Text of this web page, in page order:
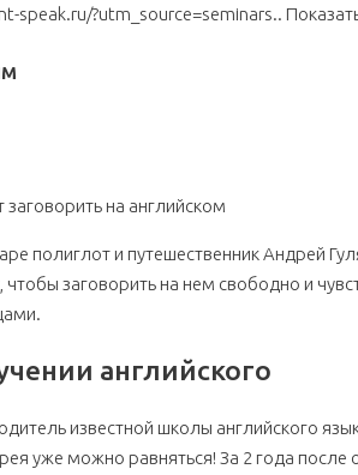
speak.ru/?utm_source=seminars..
на английском
полиглот и путешественник Андрей
чтобы заговорить на нем свободно и
английского
известной школы английского
уже можно равняться! За 2 года после